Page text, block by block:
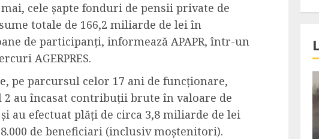
cele șapte fonduri de pensii private de
totale de 166,2 miliarde de lei în
de participanți, informează APAPR, într-un
AGERPRES.
pe parcursul celor 17 ani de funcționare,
au încasat contribuții brute în valoare de
au efectuat plăți de circa 3,8 miliarde de lei
de beneficiari (inclusiv moștenitori).
3 min read
Stiinta